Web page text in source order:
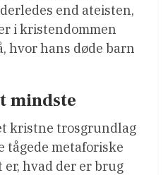
end ateisten,
i kristendommen
hvor hans døde barn
mindste
kristne trosgrundlag
tågede metaforiske
er, hvad der er brug